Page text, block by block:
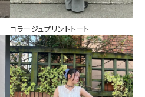
コラージュプリントトート